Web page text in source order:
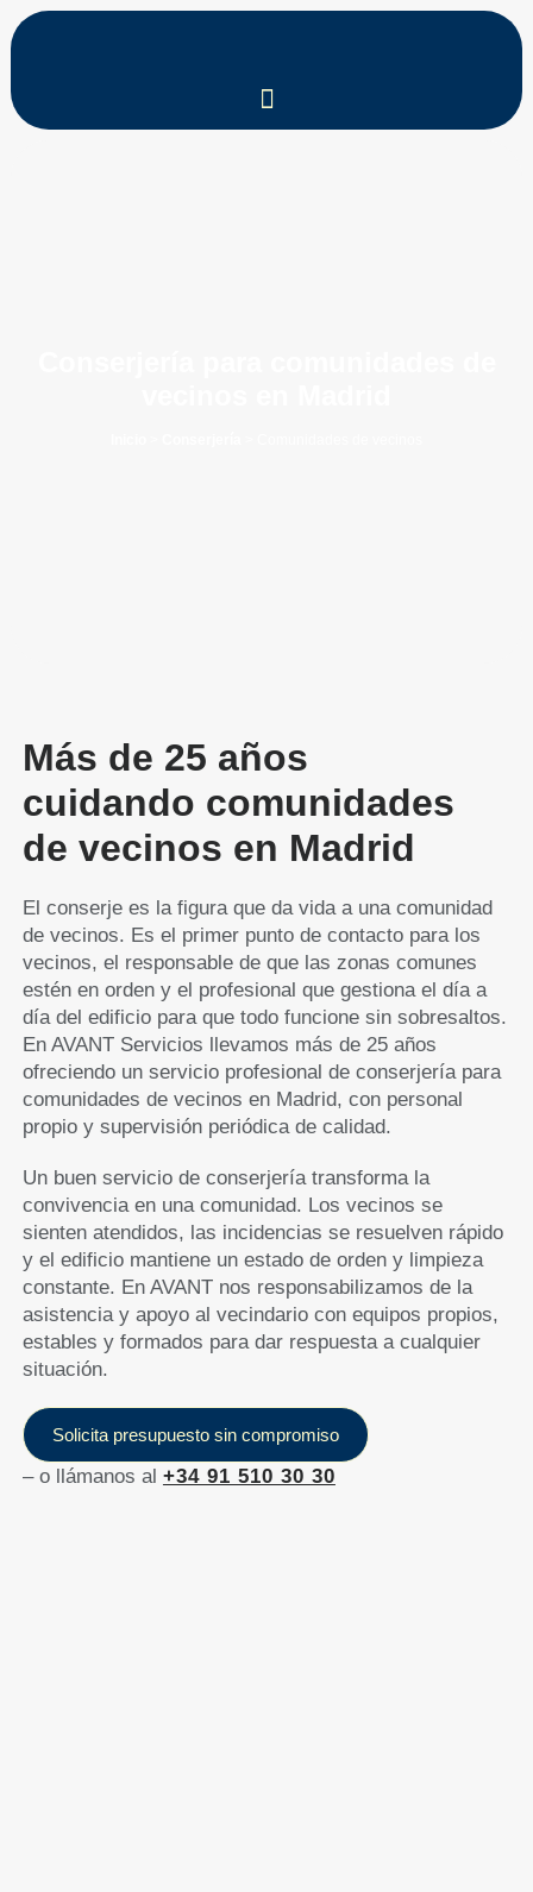
Más de 25 años
cuidando comunidades
de vecinos en Madrid
El conserje es la figura que da vida a una comunidad
de vecinos. Es el primer punto de contacto para los
vecinos, el responsable de que las zonas comunes
estén en orden y el profesional que gestiona el día a
día del edificio para que todo funcione sin sobresaltos.
En AVANT Servicios llevamos más de 25 años
ofreciendo un servicio profesional de conserjería para
comunidades de vecinos en Madrid, con personal
propio y supervisión periódica de calidad.
Un buen servicio de conserjería transforma la
convivencia en una comunidad. Los vecinos se
sienten atendidos, las incidencias se resuelven rápido
y el edificio mantiene un estado de orden y limpieza
constante. En AVANT nos responsabilizamos de la
asistencia y apoyo al vecindario con equipos propios,
estables y formados para dar respuesta a cualquier
situación.
Solicita presupuesto sin compromiso
– o llámanos al +34 91 510 30 30